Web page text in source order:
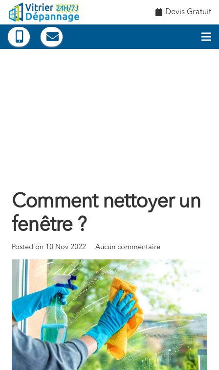
Devis Gratuit
Comment nettoyer un
fenêtre ?
Posted on 10 Nov 2022 Aucun commentaire